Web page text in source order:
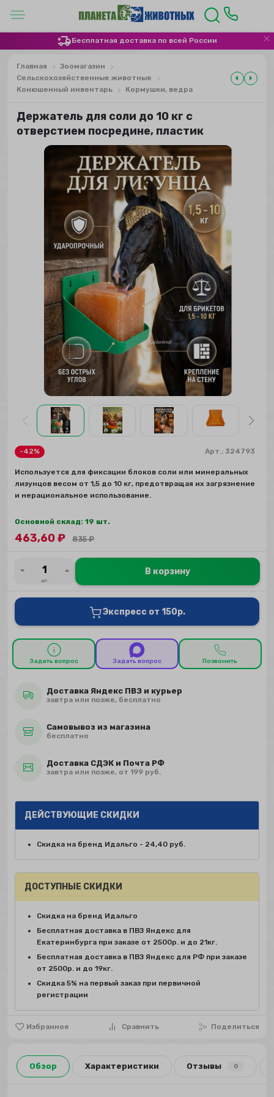
Бесплатная доставка по всей России
Главная
Зоомагазин
Сельскохозяйственные животные
Конюшенный инвентарь
Кормушки, ведра
Держатель для соли до 10 кг с
отверстием посредине, пластик
-42% Арт.:324793
Используется для фиксации блоков соли или минеральных
лизунцов весом от 1,5 до 10 кг, предотвращая их загрязнение
и нерациональное использование.
Основной склад: 19 шт.
463,60₽ 835₽
шт.
В корзину
Экспресс от 150р.
Задать вопрос Задать вопрос Позвонить
Доставка Яндекс ПВЗ и курьер
завтра или позже, бесплатно
Самовывоз из магазина
бесплатно
Доставка СДЭК и Почта РФ
завтра или позже, от 199 руб.
Избранное Сравнить Поделиться
ДЕЙСТВУЮЩИЕ СКИДКИ
Скидка на бренд Идальго - 24,40 руб.
ДОСТУПНЫЕ СКИДКИ
Скидка на бренд Идальго
Бесплатная доставка в ПВЗ Яндекс для
Екатеринбурга при заказе от 2500р. и до 21кг.
Бесплатная доставка в ПВЗ Яндекс для РФ при заказе
от 2500р. и до 19кг.
Скидка 5% на первый заказ при первичной
регистрации
Обзор Характеристики Отзывы 0